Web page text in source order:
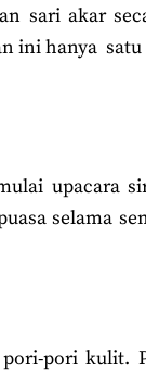
sari akar
ini hanya
upacara
selama
pori kulit.